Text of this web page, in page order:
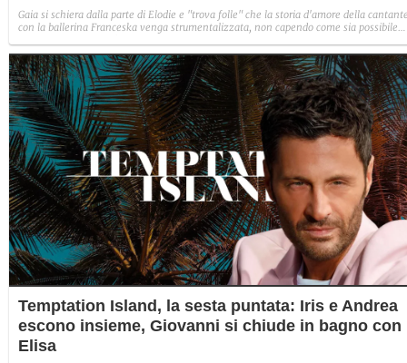
Gaia si schiera dalla parte di Elodie e "trova folle" che la storia d'amore della
con la ballerina Franceska venga strumentalizzata, non capendo come sia possibile
Temptation Island, la sesta puntata: Iris e Andrea
escono insieme, Giovanni si chiude in bagno con
Elisa